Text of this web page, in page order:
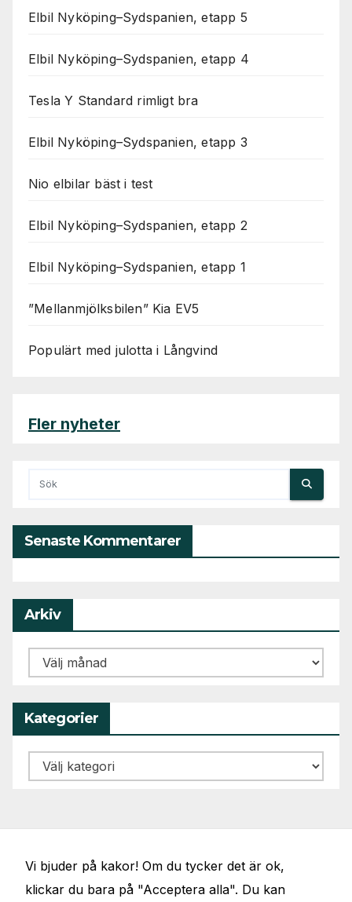
Elbil Nyköping–Sydspanien, etapp 5
Elbil Nyköping–Sydspanien, etapp 4
Tesla Y Standard rimligt bra
Elbil Nyköping–Sydspanien, etapp 3
Nio elbilar bäst i test
Elbil Nyköping–Sydspanien, etapp 2
Elbil Nyköping–Sydspanien, etapp 1
”Mellanmjölksbilen” Kia EV5
Populärt med julotta i Långvind
Fler nyheter
Senaste Kommentarer
Arkiv
Arkiv
Kategorier
Kategorier
Vi bjuder på kakor! Om du tycker det är ok,
klickar du bara på "Acceptera alla". Du kan